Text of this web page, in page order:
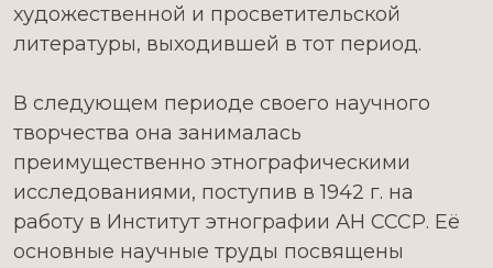
художественной и просветительской
литературы, выходившей в тот период.
В следующем периоде своего научного
творчества она занималась
преимущественно этнографическими
исследованиями, поступив в 1942 г. на
работу в Институт этнографии АН СССР. Её
основные научные труды посвящены